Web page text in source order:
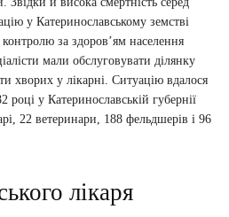
у Катеринославському земстві
за здоров’ям населення
мали обслуговувати ділянку
хворих у лікарні. Ситуацію вдалося
у Катеринославській губернії
22 ветеринари, 188 фельдшерів і 96
лікаря